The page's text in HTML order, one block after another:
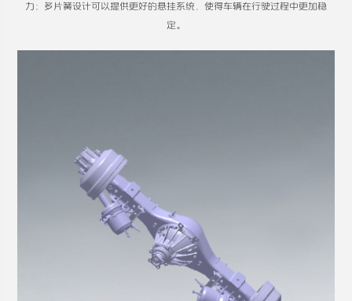
力；多片簧设计可以提供更好的悬挂系统，使得车辆在行驶过程中更加稳
定。